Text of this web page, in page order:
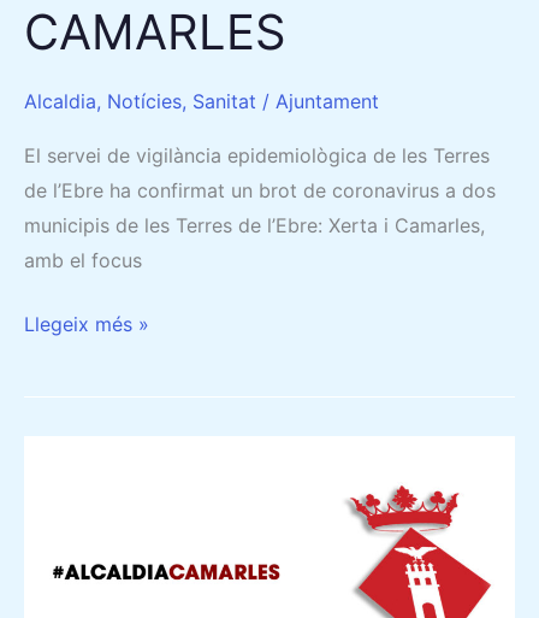
CAMARLES
Alcaldia, Notícies, Sanitat / Ajuntament
El servei de vigilància epidemiològica de les Terres
de l’Ebre ha confirmat un brot de coronavirus a dos
municipis de les Terres de l’Ebre: Xerta i Camarles,
amb el focus
Llegeix més »